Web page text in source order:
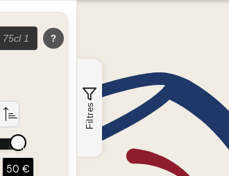
?
50 €
Filtres